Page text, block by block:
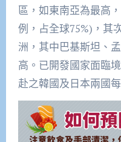
區，如東南亞為最高
例，占全球75%)，其
洲，其中巴基斯坦、
高。已開發國家面臨
赴之韓國及日本兩國